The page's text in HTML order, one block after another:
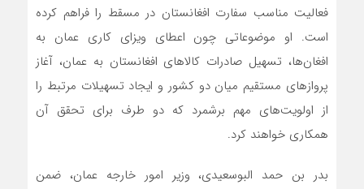
فعالیت مناسب سفارت افغانستان در مسقط را فراهم کرده
است. او موضوعاتی چون اعطای ویزای کاری عمان به
افغان‌ها، تسهیل صادرات کالاهای افغانستان به عمان، آغاز
پروازهای مستقیم میان دو کشور و ایجاد تسهیلات مرتبط را
از اولویت‌های مهم برشمرد که دو طرف برای تحقق آن
همکاری خواهند کرد.
بدر بن حمد البوسعیدی، وزیر امور خارجه عمان، ضمن